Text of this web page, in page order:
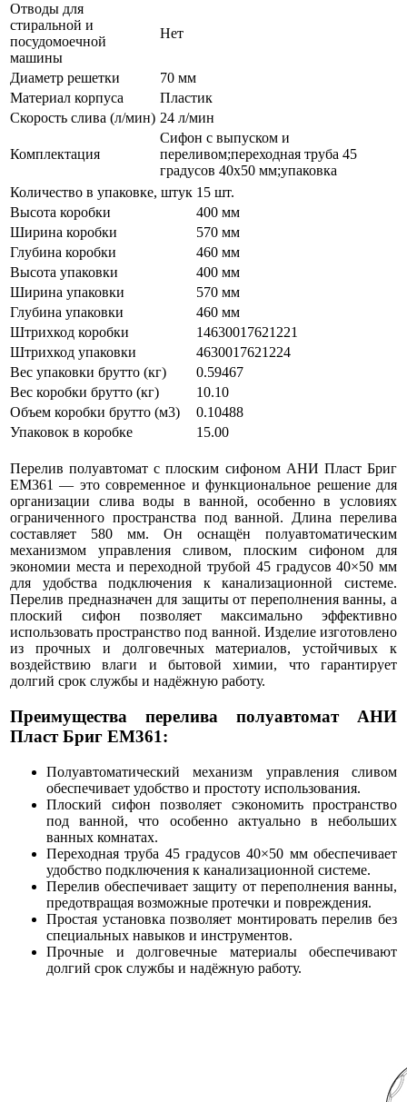
Отводы для
стиральной и
посудомоечной
машины
Нет
Диаметр решетки
70 мм
Материал корпуса
Пластик
Скорость слива (л/мин) 24 л/мин
Комплектация
Сифон с выпуском и
переливом;переходная труба 45
градусов 40х50 мм;упаковка
Количество в упаковке, штук 15 шт.
Высота коробки
400 мм
Ширина коробки
570 мм
Глубина коробки
460 мм
Высота упаковки
400 мм
Ширина упаковки
570 мм
Глубина упаковки
460 мм
Штрихкод коробки
14630017621221
Штрихкод упаковки
4630017621224
Вес упаковки брутто (кг)
0.59467
Вес коробки брутто (кг)
10.10
Объем коробки брутто (м3)
0.10488
Упаковок в коробке
15.00
Перелив полуавтомат с плоским сифоном АНИ Пласт Бриг
EM361 — это современное и функциональное решение для
организации слива воды в ванной, особенно в условиях
ограниченного пространства под ванной. Длина перелива
составляет 580 мм. Он оснащён полуавтоматическим
механизмом управления сливом, плоским сифоном для
экономии места и переходной трубой 45 градусов 40×50 мм
для удобства подключения к канализационной системе.
Перелив предназначен для защиты от переполнения ванны, а
плоский сифон позволяет максимально эффективно
использовать пространство под ванной. Изделие изготовлено
из прочных и долговечных материалов, устойчивых к
воздействию влаги и бытовой химии, что гарантирует
долгий срок службы и надёжную работу.
Преимущества перелива полуавтомат АНИ
Пласт Бриг EM361:
Полуавтоматический механизм управления сливом
обеспечивает удобство и простоту использования.
Плоский сифон позволяет сэкономить пространство
под ванной, что особенно актуально в небольших
ванных комнатах.
Переходная труба 45 градусов 40×50 мм обеспечивает
удобство подключения к канализационной системе.
Перелив обеспечивает защиту от переполнения ванны,
предотвращая возможные протечки и повреждения.
Простая установка позволяет монтировать перелив без
специальных навыков и инструментов.
Прочные и долговечные материалы обеспечивают
долгий срок службы и надёжную работу.